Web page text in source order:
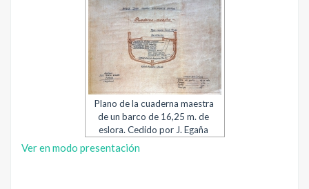
Plano de la cuaderna maestra
de un barco de 16,25 m. de
eslora. Cedido por J. Egaña
Ver en modo presentación